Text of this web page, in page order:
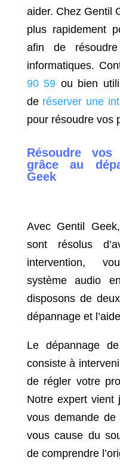
aider. Chez Gentil
plus rapidement
afin de
informatiques.
90 59 ou bien
de réserver une
pour résoudre vos
Résoudre
grâce au
Geek
Avec Gentil
sont résolus
intervention,
système audio
disposons de
dépannage et
Le dépannage
consiste à
de régler votre
Notre expert vient
vous demande de
vous cause du
de comprendre